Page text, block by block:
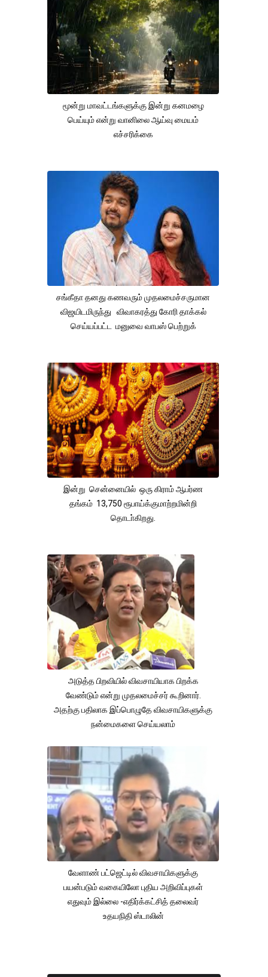
மூன்று மாவட்டங்களுக்கு இன்று கனமழை
பெய்யும் என்று வானிலை ஆய்வு மையம்
எச்சரிக்கை
சங்கீதா தனது கணவரும் முதலமைச்சருமான
விஜயிடமிருந்து விவாகரத்து கோரி தாக்கல்
செய்யப்பட்ட மனுவை வாபஸ் பெற்றுக்
இன்று சென்னையில் ஒரு கிராம் ஆபர்ண
தங்கம் 13,750 ரூபாய்க்குமாற்றமின்றி
தொடா்கிறது.
அடுத்த பிறவியில் விவசாயியாக பிறக்க
வேண்டும் என்று முதலமைச்சர் கூறினார்.
அதற்கு பதிலாக இப்பொழுதே விவசாயிகளுக்கு
நன்மைகளை செய்யலாம்
வேளாண் பட்ஜெட்டில் விவசாயிகளுக்கு
பயன்படும் வகையிலோ புதிய அறிவிப்புகள்
எதுவும் இல்லை -எதிர்க்கட்சித் தலைவர்
உதயநிதி ஸ்டாலின்